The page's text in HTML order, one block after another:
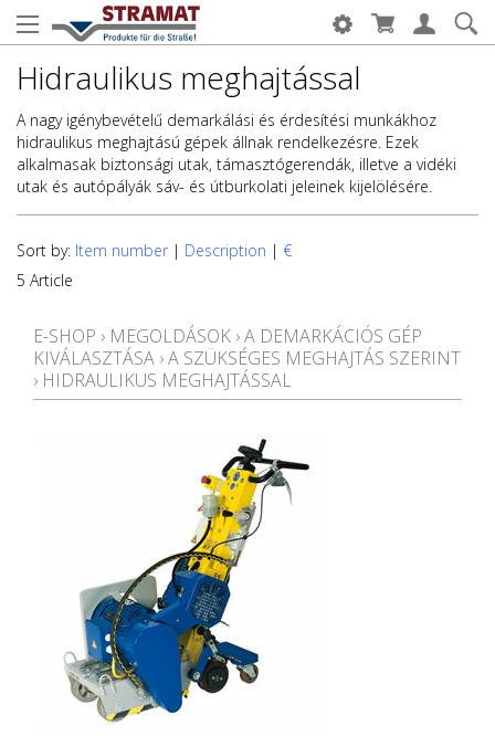
Hidraulikus meghajtással
A nagy igénybevételű demarkálási és érdesítési munkákhoz
hidraulikus meghajtású gépek állnak rendelkezésre. Ezek
alkalmasak biztonsági utak, támasztógerendák, illetve a vidéki
utak és autópályák sáv- és útburkolati jeleinek kijelölésére.
Sort by: Item number | Description | €
5 Article
E-SHOP › MEGOLDÁSOK ›A DEMARKÁCIÓS GÉP
KIVÁLASZTÁSA ›A SZÜKSÉGES MEGHAJTÁS SZERINT
› HIDRAULIKUS MEGHAJTÁSSAL